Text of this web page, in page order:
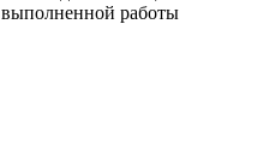
выполненной работы